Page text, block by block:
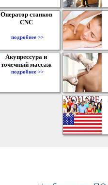
Оператор станков
CNC
подробнее >>
Акупрессура и
точечный массаж
подробнее >>